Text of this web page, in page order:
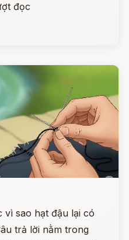
đọc
vì sao hạt đậu lại có
trả lời nằm trong